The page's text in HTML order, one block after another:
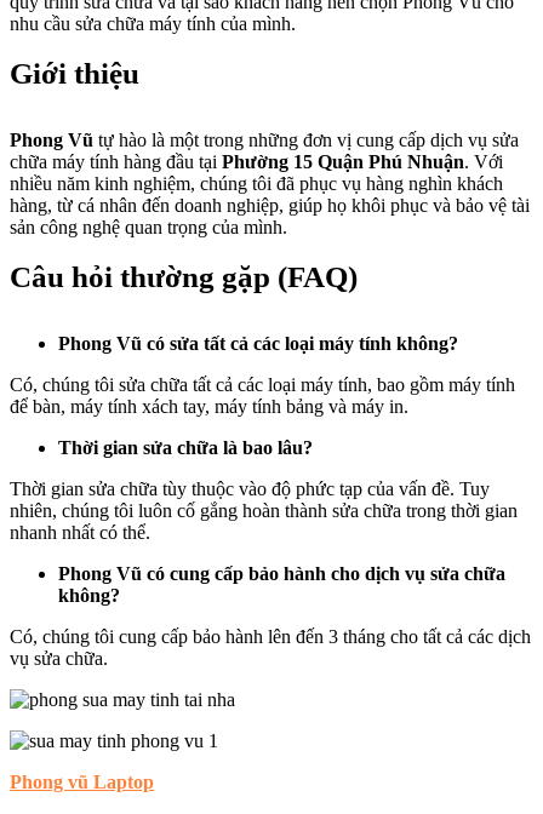
nhu cầu sửa chữa máy tính của mình.
Giới thiệu
Phong Vũ tự hào là một trong những đơn vị cung cấp dịch vụ sửa
chữa máy tính hàng đầu tại Phường 15 Quận Phú Nhuận. Với
nhiều năm kinh nghiệm, chúng tôi đã phục vụ hàng nghìn khách
hàng, từ cá nhân đến doanh nghiệp, giúp họ khôi phục và bảo vệ tài
sản công nghệ quan trọng của mình.
Câu hỏi thường gặp (FAQ)
Phong Vũ có sửa tất cả các loại máy tính không?
Có, chúng tôi sửa chữa tất cả các loại máy tính, bao gồm máy tính
để bàn, máy tính xách tay, máy tính bảng và máy in.
Thời gian sửa chữa là bao lâu?
Thời gian sửa chữa tùy thuộc vào độ phức tạp của vấn đề. Tuy
nhiên, chúng tôi luôn cố gắng hoàn thành sửa chữa trong thời gian
nhanh nhất có thể.
Phong Vũ có cung cấp bảo hành cho dịch vụ sửa chữa
không?
Có, chúng tôi cung cấp bảo hành lên đến 3 tháng cho tất cả các dịch
vụ sửa chữa.
Phong vũ Laptop